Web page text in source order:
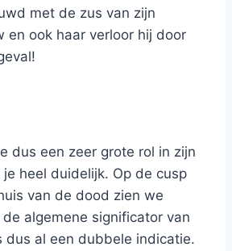
met de zus van zijn
en ook haar verloor hij door
dus een zeer grote rol in zijn
heel duidelijk. Op de cusp
van de dood zien we
algemene significator van
dus al een dubbele indicatie.